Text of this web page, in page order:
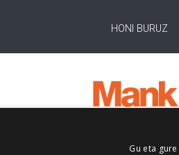
HONI BURUZ
Gu eta